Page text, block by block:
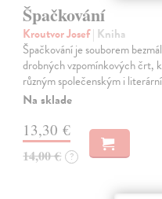
Špačkování
Kroutvor Josef| Kniha
Špačkování je souborem
drobných vzpomínkových črt,
různým společenským i
Na sklade
13,30 €
14,00 € ?